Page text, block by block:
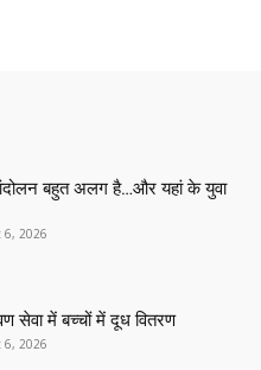
बहुत अलग है…और यहां के युवा
6, 2026
सेवा में बच्चों में दूध वितरण
6, 2026